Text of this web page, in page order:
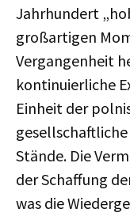
Jahrhundert
großartigen
Vergangenheit
kontinuierliche
Einheit der
Stände. Die
der Schaffung
was die